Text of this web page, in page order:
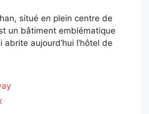
situé en plein centre de
un bâtiment emblématique
abrite aujourd’hui l’hôtel de